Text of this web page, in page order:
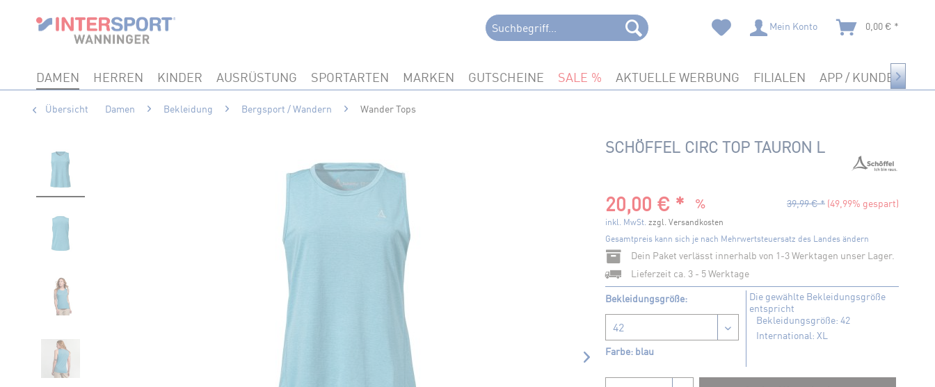
Mein Konto 0,00 € *
DAMEN HERREN KINDER AUSRÜSTUNG SPORTARTEN MARKEN GUTSCHEINE SALE AKTUELLE WERBUNG FILIALEN APP / 
Übersicht Damen Bekleidung Bergsport / Wandern Wander Tops
SCHÖFFEL CIRC TOP TAURON L
20,00 € * 39,99 € * (49,99% gespart)
inkl. MwSt.zzgl. Versandkosten
Gesamtpreis kann sich je nach Mehrwertsteuersatz des Landes ändern
Dein Paket verlässt innerhalb von 1-3 Werktagen unser Lager.
Lieferzeit ca. 3 - 5 Werktage
Bekleidungsgröße:
Farbe: blau
Die gewählte Bekleidungsgröße
entspricht
Bekleidungsgröße: 42
International: XL